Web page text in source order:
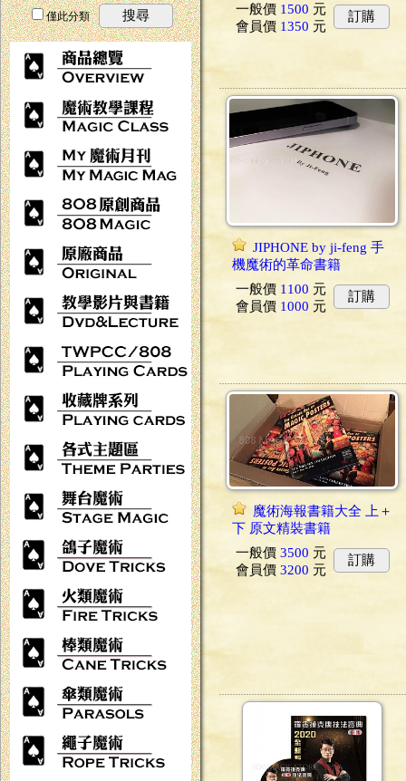
僅此分類 搜尋
一般價 1500 元
會員價 1350 元
訂購
JIPHONE by ji-feng 手
機魔術的革命書籍
一般價 1100 元
會員價 1000 元
訂購
魔術海報書籍大全 上＋
下 原文精裝書籍
一般價 3500 元
會員價 3200 元
訂購